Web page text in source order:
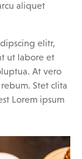
aliquet
elitr,
ut labore et
At vero
Stet clita
Lorem ipsum